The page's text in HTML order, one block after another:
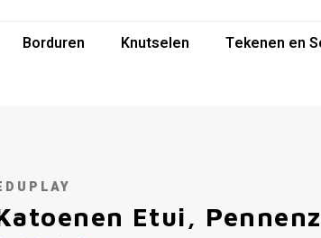
Borduren Knutselen Tekenen en
Etui,